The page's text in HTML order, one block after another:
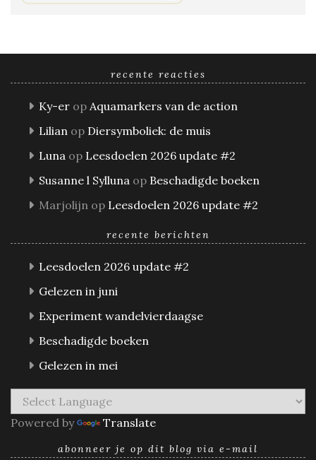
recente reacties
Ky-er op Aquamarkers van de action
Lilian op Diersymboliek: de muis
Luna op Leesdoelen 2026 update #2
Susanne l Sylluna op Beschadigde boeken
Marjolijn op Leesdoelen 2026 update #2
recente berichten
Leesdoelen 2026 update #2
Gelezen in juni
Experiment wandelvierdaagse
Beschadigde boeken
Gelezen in mei
Powered by Translate
abonneer je op dit blog via e-mail